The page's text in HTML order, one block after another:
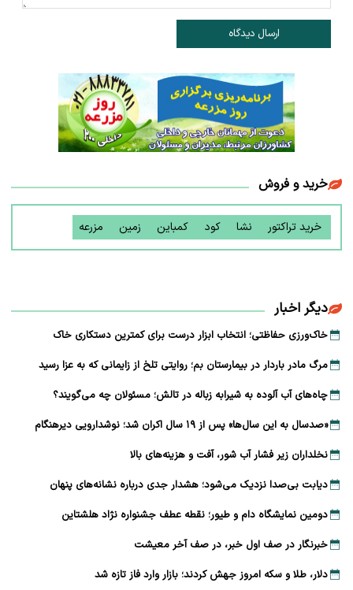
ارسال دیدگاه
خرید و فروش
خرید تراکتور نشا کود کمباین زمین مزرعه
دیگر اخبار
خاک‌ورزی حفاظتی؛ انتخاب ابزار درست برای کمترین دستکاری خاک
مرگ مادر باردار در بیمارستان بم؛ روایتی تلخ از زایمانی که به عزا رسید
چاه‌های آب آلوده به شیرابه زباله در تالش؛ مسئولان چه می‌گویند؟
«صدسال به این سال‌ها» پس از ۱۹ سال اکران شد؛ نوشدارویی دیرهنگام
نخلداران زیر فشار آب شور، آفت و هزینه‌های بالا
دیابت بی‌صدا نزدیک می‌شود؛ هشدار جدی درباره نشانه‌های پنهان
دومین نمایشگاه دام و طیور؛ نقطه عطف جشنواره نژاد هلشتاین
خبرنگار در صف اول خبر، در صف آخر معیشت
دلار، طلا و سکه امروز جهش کردند؛ بازار وارد فاز تازه شد